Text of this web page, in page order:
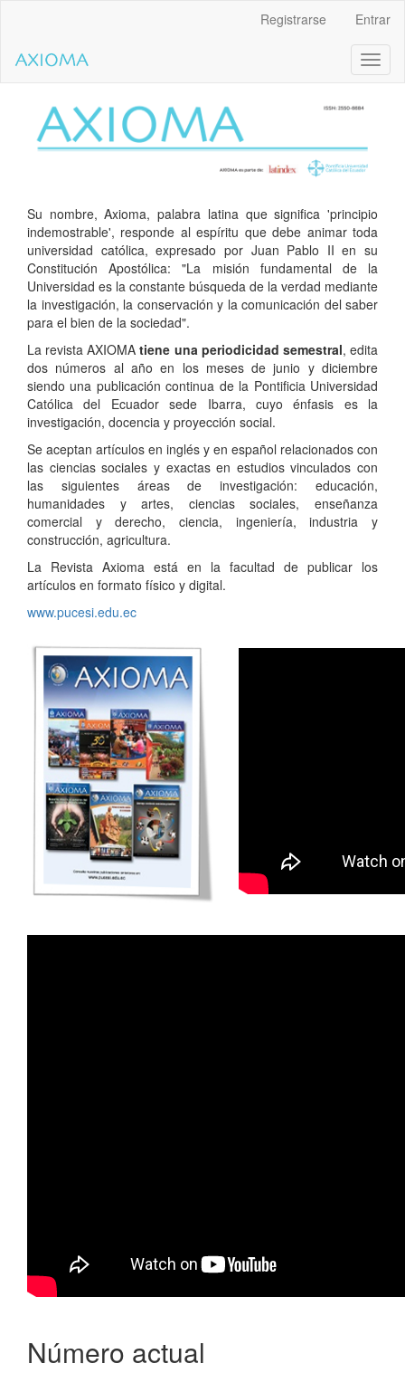
contenido
de
Navegación
principal
Barra
lateral
Registrarse Entrar
Su nombre, Axioma, palabra latina que significa 'principio
indemostrable', responde al espíritu que debe animar toda
universidad católica, expresado por Juan Pablo II en su
Constitución Apostólica: "La misión fundamental de la
Universidad es la constante búsqueda de la verdad mediante
la investigación, la conservación y la comunicación del saber
para el bien de la sociedad".
La revista AXIOMAtiene una periodicidad semestral, edita
dos números al año en los meses de junio y diciembre
siendo una publicación continua de la Pontificia Universidad
Católica del Ecuador sede Ibarra, cuyo énfasis es la
investigación, docencia y proyección social.
Se aceptan artículos en inglés y en español relacionados con
las ciencias sociales y exactas en estudios vinculados con
las siguientes áreas de investigación: educación,
humanidades y artes, ciencias sociales, enseñanza
comercial y derecho, ciencia, ingeniería, industria y
construcción, agricultura.
La Revista Axioma está en la facultad de publicar los
artículos en formato físico y digital.
www.pucesi.edu.ec
Número actual